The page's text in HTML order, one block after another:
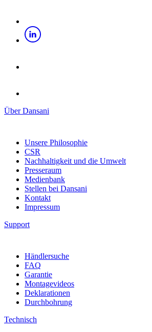
Über Dansani
Unsere Philosophie
CSR
Nachhaltigkeit und die Umwelt
Presseraum
Medienbank
Stellen bei Dansani
Kontakt
Impressum
Support
Händlersuche
FAQ
Garantie
Montagevideos
Deklarationen
Durchbohrung
Technisch